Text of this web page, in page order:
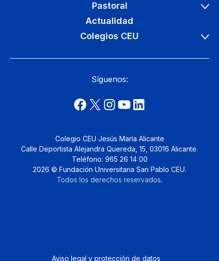
Pastoral
Actualidad
Colegios CEU
Síguenos:
Colegio CEU Jesús María Alicante
Calle Deportista Alejandra Quereda, 15, 03016 Alicante.
Teléfono: 965 26 14 00
2026 © Fundación Universitaria San Pablo CEU.
Todos los derechos reservados.
Aviso legal y protección de datos